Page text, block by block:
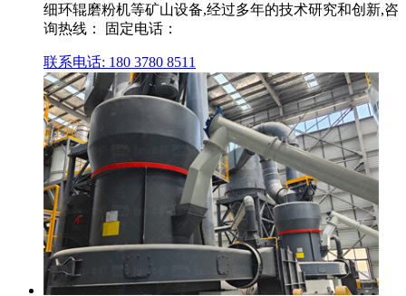
细环辊磨粉机等矿山设备,经过多年的技术研究和创新,咨
询热线： 固定电话：
联系电话: 180 3780 8511